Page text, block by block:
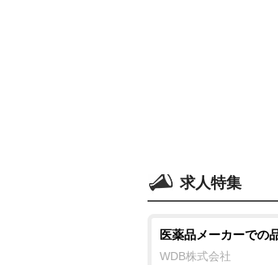
求人特集
医薬品メーカーでの
WDB株式会社